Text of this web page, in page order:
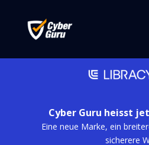
Cyber Guru heisst
Eine neue Marke, ein
sicherere